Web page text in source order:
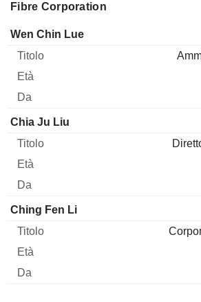
Fibre Corporation
Manager Titolo
Wen Chin Lue
Chia Ju Liu
Ching Fen Li